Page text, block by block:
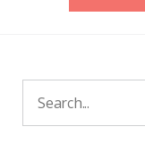
Search
for: